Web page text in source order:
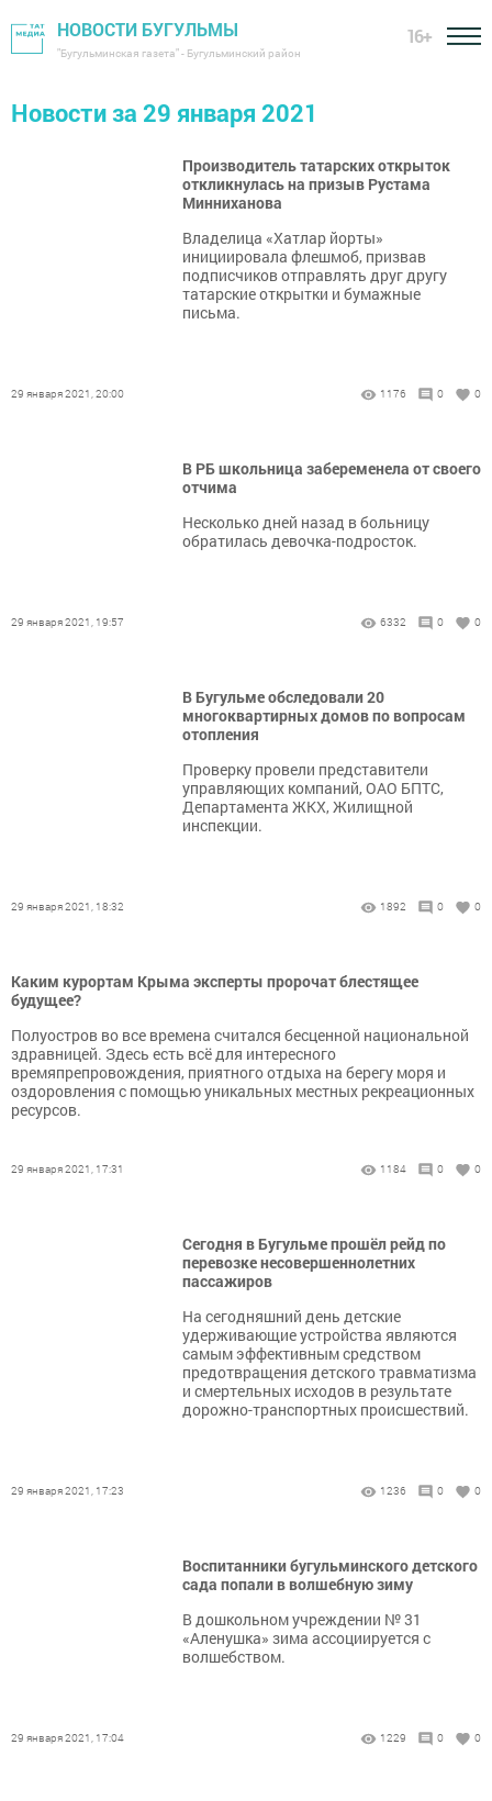
НОВОСТИ БУГУЛЬМЫ
"Бугульминская газета" - Бугульминский район
16+
Новости за 29 января 2021
Производитель татарских открыток
откликнулась на призыв Рустама
Минниханова
Владелица «Хатлар йорты»
инициировала флешмоб, призвав
подписчиков отправлять друг другу
татарские открытки и бумажные
письма.
29 января 2021, 20:00 1176 0 0
В РБ школьница забеременела от своего
отчима
Несколько дней назад в больницу
обратилась девочка-подросток.
29 января 2021, 19:57 6332 0 0
В Бугульме обследовали 20
многоквартирных домов по вопросам
отопления
Проверку провели представители
управляющих компаний, ОАО БПТС,
Департамента ЖКХ, Жилищной
инспекции.
29 января 2021, 18:32 1892 0 0
Каким курортам Крыма эксперты пророчат блестящее
будущее?
Полуостров во все времена считался бесценной национальной
здравницей. Здесь есть всё для интересного
времяпрепровождения, приятного отдыха на берегу моря и
оздоровления с помощью уникальных местных рекреационных
ресурсов.
29 января 2021, 17:31 1184 0 0
Сегодня в Бугульме прошёл рейд по
перевозке несовершеннолетних
пассажиров
На сегодняшний день детские
удерживающие устройства являются
самым эффективным средством
предотвращения детского травматизма
и смертельных исходов в результате
дорожно-транспортных происшествий.
29 января 2021, 17:23 1236 0 0
Воспитанники бугульминского детского
сада попали в волшебную зиму
В дошкольном учреждении № 31
«Аленушка» зима ассоциируется с
волшебством.
29 января 2021, 17:04 1229 0 0